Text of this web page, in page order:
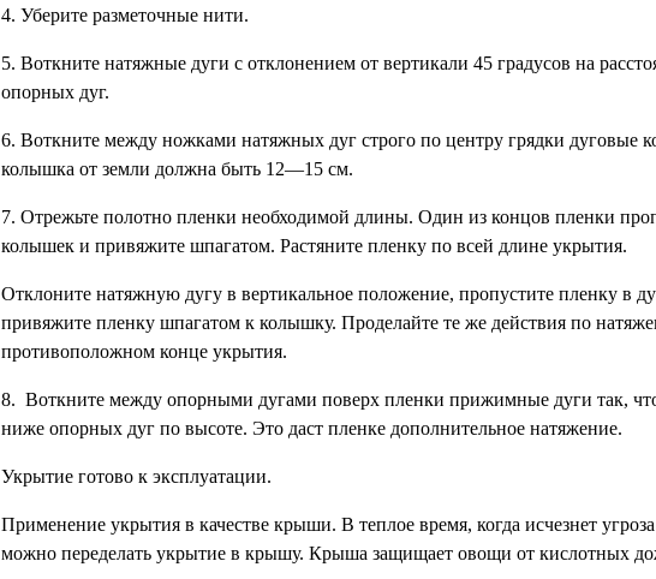
4. Уберите разметочные нити.
5. Воткните натяжные дуги с отклонением от вертикали 45 градусов на
опорных дуг.
6. Воткните между ножками натяжных дуг строго по центру грядки дуговые
колышка от земли должна быть 12—15 см.
7. Отрежьте полотно пленки необходимой длины. Один из концов пленки
колышек и привяжите шпагатом. Растяните пленку по всей длине укрытия.
Отклоните натяжную дугу в вертикальное положение, пропустите пленку в
привяжите пленку шпагатом к колышку. Проделайте те же действия по
противоположном конце укрытия.
8. Воткните между опорными дугами поверх пленки прижимные дуги так,
ниже опорных дуг по высоте. Это даст пленке дополнительное натяжение.
Укрытие готово к эксплуатации.
Применение укрытия в качестве крыши. В теплое время, когда исчезнет
можно переделать укрытие в крышу. Крыша защищает овощи от кислотных